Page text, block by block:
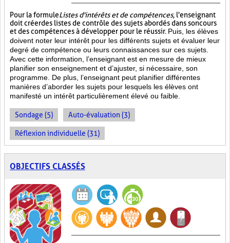
Pour la formuleListes d'intérêts et de compétences, l'enseignant
doit créer des listes de contrôle des sujets abordés dans son cours
et des compétences à développer pour le réussir. Puis, les élèves
doivent noter leur intérêt pour les différents sujets et évaluer leur
degré de compétence ou leurs connaissances sur ces sujets.
Avec cette information, l’enseignant est en mesure de mieux
planifier son enseignement et d’ajuster, si nécessaire, son
programme. De plus, l’enseignant peut planifier différentes
manières d’aborder les sujets pour lesquels les élèves ont
manifesté un intérêt particulièrement élevé ou faible.
Sondage (5) Auto-évaluation (3)
Réflexion individuelle (31)
OBJECTIFS CLASSÉS